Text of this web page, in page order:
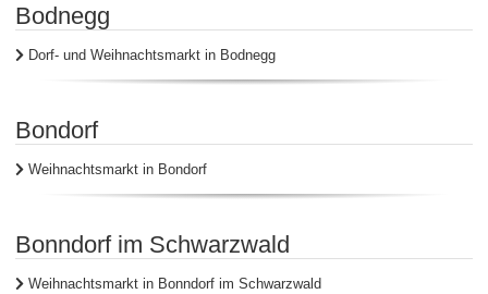
Bodnegg
Dorf- und Weihnachtsmarkt in Bodnegg
Bondorf
Weihnachtsmarkt in Bondorf
Bonndorf im Schwarzwald
Weihnachtsmarkt in Bonndorf im Schwarzwald